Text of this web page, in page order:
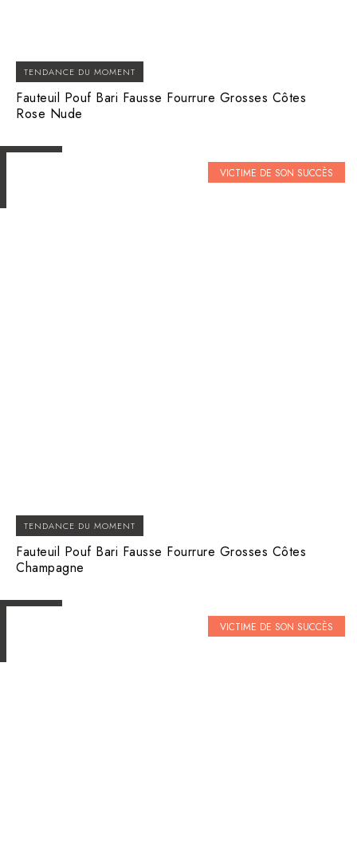
TENDANCE DU MOMENT
Fauteuil Pouf Bari Fausse Fourrure Grosses Côtes
Rose Nude
TENDANCE DU MOMENT
Fauteuil Pouf Bari Fausse Fourrure Grosses Côtes
Champagne
VICTIME DE SON SUCCÈS
VICTIME DE SON SUCCÈS